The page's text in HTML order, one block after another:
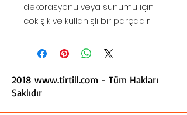
dekorasyonu veya sunumu için
çok şık ve kullanışlı bir parçadır.
2018 www.tirtill.com - Tüm Hakları
Saklıdır